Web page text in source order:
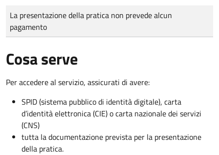
Tipo di pagamento
Importo
La presentazione della pratica non prevede alcun
pagamento
Cosa serve
Per accedere al servizio, assicurati di avere:
SPID (sistema pubblico di identità digitale), carta
d’identità elettronica (CIE) o carta nazionale dei servizi
(CNS)
tutta la documentazione prevista per la presentazione
della pratica.